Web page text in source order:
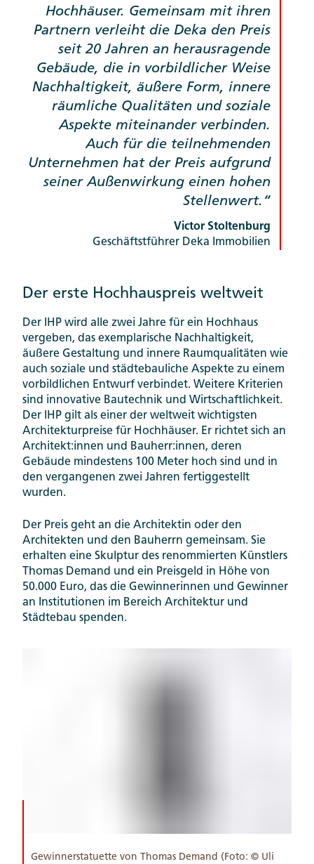
Hochhäuser. Gemeinsam mit ihren
Partnern verleiht die Deka den Preis
seit 20 Jahren an herausragende
Gebäude, die in vorbildlicher Weise
Nachhaltigkeit, äußere Form, innere
räumliche Qualitäten und soziale
Aspekte miteinander verbinden.
Auch für die teilnehmenden
Unternehmen hat der Preis aufgrund
seiner Außenwirkung einen hohen
Stellenwert.
Victor Stoltenburg
Geschäftstführer Deka Immobilien
Der erste Hochhauspreis weltweit
Der IHP wird alle zwei Jahre für ein Hochhaus
vergeben, das exemplarische Nachhaltigkeit,
äußere Gestaltung und innere Raumqualitäten wie
auch soziale und städtebauliche Aspekte zu einem
vorbildlichen Entwurf verbindet. Weitere Kriterien
sind innovative Bautechnik und Wirtschaftlichkeit.
Der IHP gilt als einer der weltweit wichtigsten
Architekturpreise für Hochhäuser. Er richtet sich an
Architekt:innen und Bauherr:innen, deren
Gebäude mindestens 100 Meter hoch sind und in
den vergangenen zwei Jahren fertiggestellt
wurden.
Der Preis geht an die Architektin oder den
Architekten und den Bauherrn gemeinsam. Sie
erhalten eine Skulptur des renommierten Künstlers
Thomas Demand und ein Preisgeld in Höhe von
50.000 Euro, das die Gewinnerinnen und Gewinner
an Institutionen im Bereich Architektur und
Städtebau spenden.
Gewinnerstatuette von Thomas Demand (Foto: © Uli